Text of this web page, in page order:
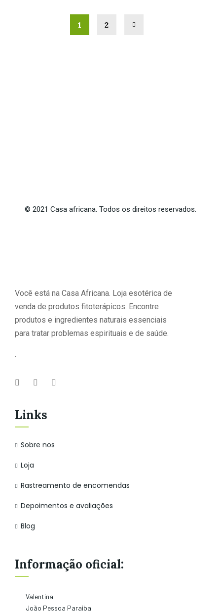
1 2
© 2021 Casa africana. Todos os direitos reservados.
Você está na Casa Africana. Loja esotérica de
venda de produtos fitoterápicos. Encontre
produtos e ingredientes naturais essenciais
para tratar problemas espirituais e de saúde.
.
Links
Sobre nos
Loja
Rastreamento de encomendas
Depoimentos e avaliações
Blog
Informação oficial:
Valentina
João Pessoa Paraiba